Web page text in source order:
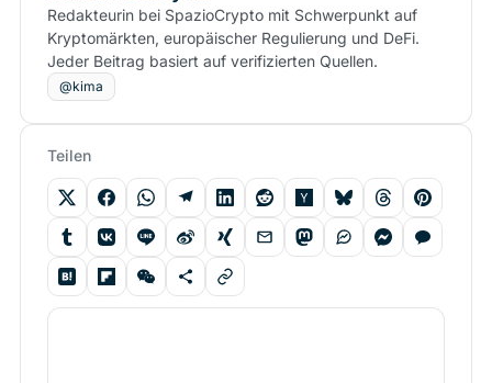
Redakteurin bei SpazioCrypto mit Schwerpunkt auf
Kryptomärkten, europäischer Regulierung und DeFi.
Jeder Beitrag basiert auf verifizierten Quellen.
@kima
Teilen